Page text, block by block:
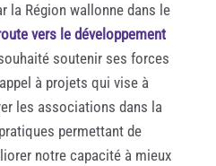
la Région wallonne dans le
vers le développement
soutenir ses forces
à projets qui vise à
les associations dans la
permettant de
notre capacité à mieux